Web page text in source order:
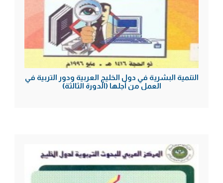
التنمية البشرية في دول الخليج العربية ودور التربية في
العمل من أجلها (الدورة الثالثة)